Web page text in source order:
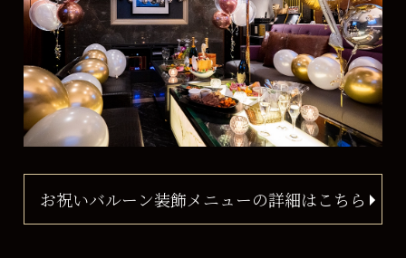
お祝いバルーン装飾メニューの詳細はこちら